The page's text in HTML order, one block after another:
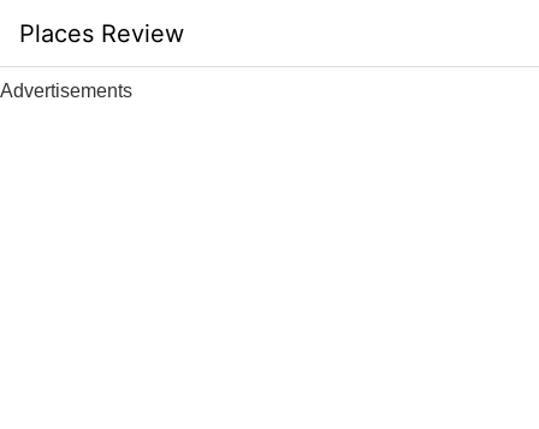
content
Places Review
Advertisements